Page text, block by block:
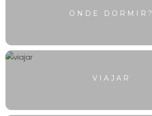
ONDE DORMIR?
VIAJAR